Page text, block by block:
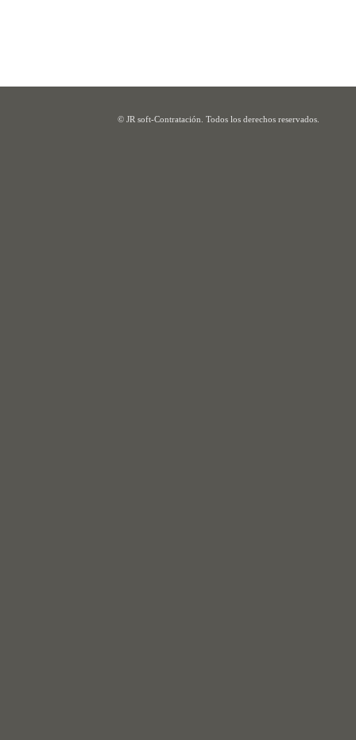
© JR soft-Contratación. Todos los derechos reservados.